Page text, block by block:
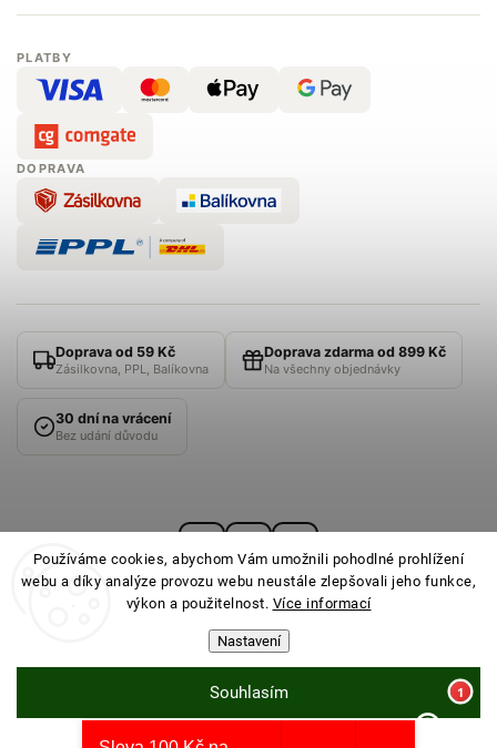
Používáme cookies, abychom Vám umožnili pohodlné prohlížení
webu a díky analýze provozu webu neustále zlepšovali jeho funkce,
výkon a použitelnost. Více informací
Nastavení
Souhlasím
PLATBY
DOPRAVA
Doprava od 59 Kč
Zásilkovna, PPL, Balíkovna
Doprava zdarma od 899 Kč
Na všechny objednávky
30 dní na vrácení
Bez udání důvodu
PONOŽKOVNA· Všechna práva vyhrazena ·
Nastavení cookies